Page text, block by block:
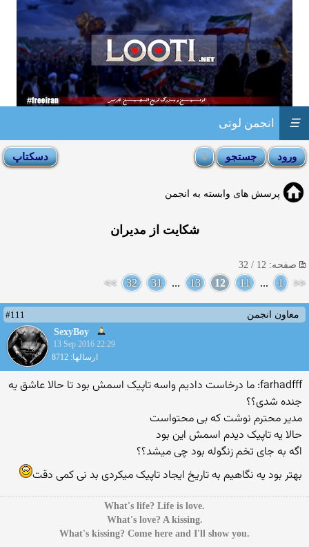
انجمن لوتی ☰
پرسش های وابسته به انجمن
شکایت از مدیران
صفحه: 12 / 32
<<
1
...
11
12
13
...
31
32
>>
معاون انجمن
#111
SexyBoy
13 Sep 2016 22:29
ارسالها: 8712
farhadfff: ما درخاست دادیم واسه تاپیک اسمش بود تا حالا عاشق یه
جنده شدی؟؟
مدیر محترم نوشت که بی محتواست
حالا یه تاپیک دیدم اسمش این بود
اگه به جای تخم زنگوله بود چی میشد؟؟
بهتر بود یه نگاهیم به تاریخ ایجاد تاپیک میکردی بد نی کمی دقت
.What's life? Life is love
.What's love? A kissing
.What's kissing? Come here and I'll show you